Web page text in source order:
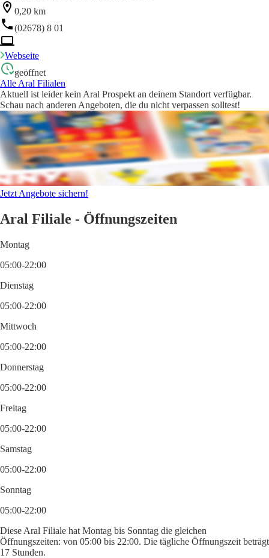
0,20 km
(02678) 8 01
Webseite
geöffnet
Alle Aral Filialen
Aktuell ist leider kein Aral Prospekt an deinem Standort verfügbar.
Schau nach anderen Angeboten, die du nicht verpassen solltest!
Jetzt Angebote sichern!
Aral Filiale - Öffnungszeiten
Montag
05:00-22:00
Dienstag
05:00-22:00
Mittwoch
05:00-22:00
Donnerstag
05:00-22:00
Freitag
05:00-22:00
Samstag
05:00-22:00
Sonntag
05:00-22:00
Diese Aral Filiale hat Montag bis Sonntag die gleichen
Öffnungszeiten: von 05:00 bis 22:00. Die tägliche Öffnungszeit beträgt
17 Stunden.